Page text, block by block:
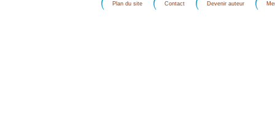
Plan du site Contact Devenir auteur